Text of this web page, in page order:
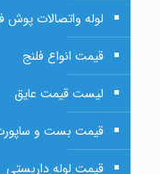
لوله واتصالات پوش
قیمت انواع فلنج
لیست قیمت عایق
قیمت بست و
قیمت لوله داربستی